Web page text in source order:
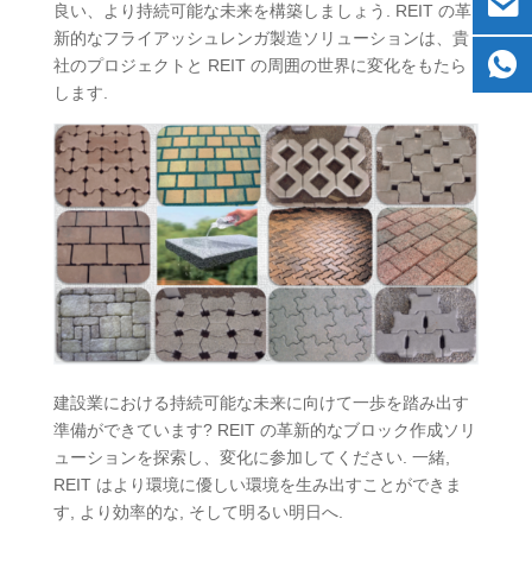
良い、より持続可能な未来を構築しましょう. REIT の革
新的なフライアッシュレンガ製造ソリューションは、貴
社のプロジェクトと REIT の周囲の世界に変化をもたら
します.
建設業における持続可能な未来に向けて一歩を踏み出す
準備ができています? REIT の革新的なブロック作成ソリ
ューションを探索し、変化に参加してください. 一緒,
REIT はより環境に優しい環境を生み出すことができま
す, より効率的な, そして明るい明日へ.